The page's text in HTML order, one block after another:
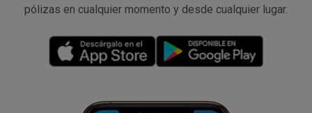
pólizas en cualquier momento y desde cualquier lugar.